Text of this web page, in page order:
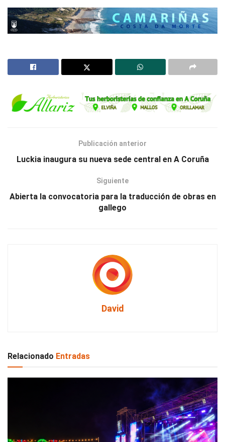
Publicación anterior
Luckia inaugura su nueva sede central en A Coruña
Siguiente
Abierta la convocatoria para la traducción de obras en
gallego
David
Relacionado Entradas